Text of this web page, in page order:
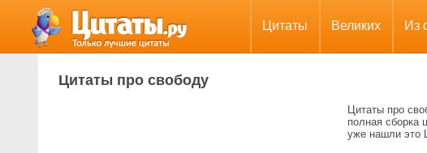
Цитаты Великих Из
Цитаты про свободу
Цитаты про
полная сборка
уже нашли это